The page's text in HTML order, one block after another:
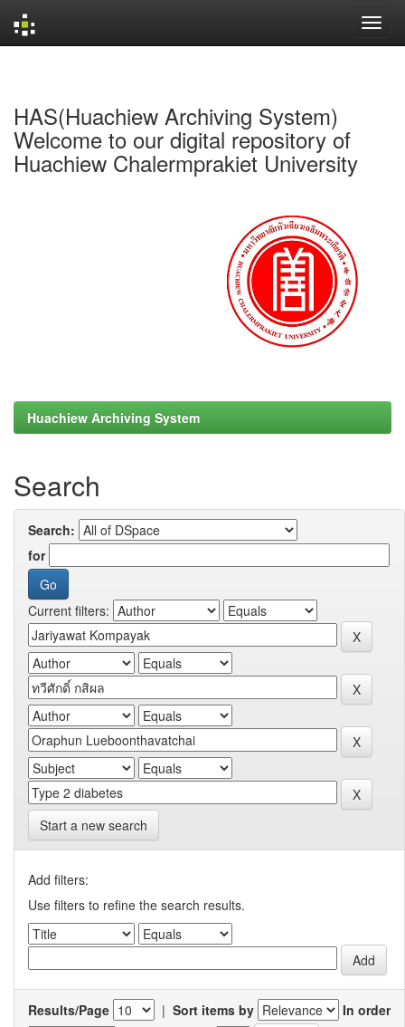
HAS(Huachiew Archiving System)
Welcome to our digital repository of
Huachiew Chalermprakiet University
Huachiew Archiving System
Search
Search:
for
Current filters:
Start a new search
Add filters:
Use filters to refine the search results.
Results/Page | Sort items by
In order